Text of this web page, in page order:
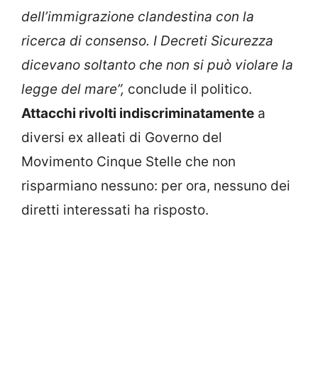
dell’immigrazione clandestina con la
ricerca di consenso. I Decreti Sicurezza
dicevano soltanto che non si può violare la
legge del mare”, conclude il politico.
Attacchi rivolti indiscriminatamente a
diversi ex alleati di Governo del
Movimento Cinque Stelle che non
risparmiano nessuno: per ora, nessuno dei
diretti interessati ha risposto.